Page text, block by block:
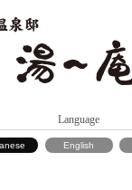
Language
English